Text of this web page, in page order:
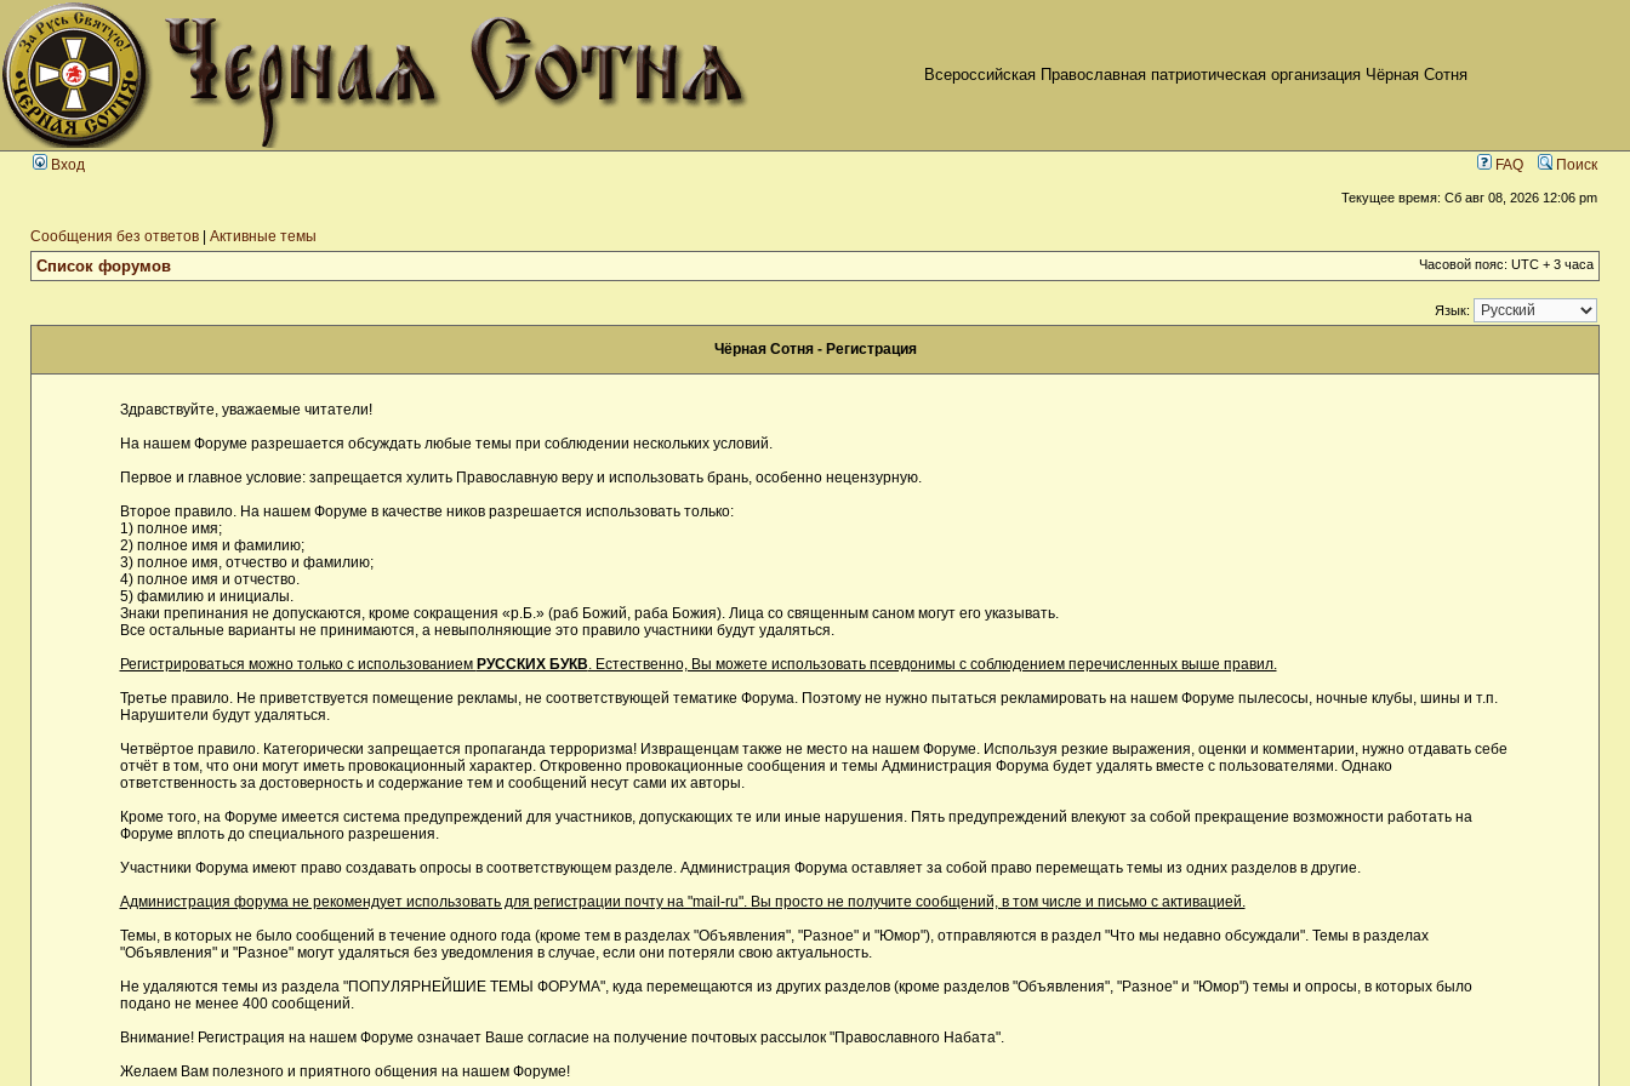
Всероссийская Православная патриотическая организация Чёрная Сотня
Вход FAQ Поиск
Текущее время: Сб авг 08, 2026 12:06 pm
Сообщения без ответов Активные темы
Список форумов Часовой пояс: UTC + 3 часа
Язык:
Чёрная Сотня - Регистрация
Здравствуйте, уважаемые читатели!
На нашем Форуме разрешается обсуждать любые темы при соблюдении нескольких условий.
Первое и главное условие: запрещается хулить Православную веру и использовать брань, особенно нецензурную.
Второе правило. На нашем Форуме в качестве ников разрешается использовать только:
1) полное имя;
2) полное имя и фамилию;
3) полное имя, отчество и фамилию;
4) полное имя и отчество.
5) фамилию и инициалы.
Знаки препинания не допускаются, кроме сокращения «р.Б.» (раб Божий, раба Божия). Лица со священным саном могут его указывать.
Все остальные варианты не принимаются, а невыполняющие это правило участники будут удаляться.
Регистрироваться можно только с использованием РУССКИХ БУКВ. Естественно, Вы можете использовать псевдонимы с соблюдением перечисленных выше правил.
Третье правило. Не приветствуется помещение рекламы, не соответствующей тематике Форума. Поэтому не нужно пытаться рекламировать на нашем Форуме пылесосы, ночные клубы, шины и т.п.
Нарушители будут удаляться.
Четвёртое правило. Категорически запрещается пропаганда терроризма! Извращенцам также не место на нашем Форуме. Используя резкие выражения, оценки и комментарии, нужно отдавать себе
отчёт в том, что они могут иметь провокационный характер. Откровенно провокационные сообщения и темы Администрация Форума будет удалять вместе с пользователями. Однако
ответственность за достоверность и содержание тем и сообщений несут сами их авторы.
Кроме того, на Форуме имеется система предупреждений для участников, допускающих те или иные нарушения. Пять предупреждений влекуют за собой прекращение возможности работать на
Форуме вплоть до специального разрешения.
Участники Форума имеют право создавать опросы в соответствующем разделе. Администрация Форума оставляет за собой право перемещать темы из одних разделов в другие.
Администрация форума не рекомендует использовать для регистрации почту на "mail-ru". Вы просто не получите сообщений, в том числе и письмо с активацией.
Темы, в которых не было сообщений в течение одного года (кроме тем в разделах "Объявления", "Разное" и "Юмор"), отправляются в раздел "Что мы недавно обсуждали". Темы в разделах
"Объявления" и "Разное" могут удаляться без уведомления в случае, если они потеряли свою актуальность.
Не удаляются темы из раздела "ПОПУЛЯРНЕЙШИЕ ТЕМЫ ФОРУМА", куда перемещаются из других разделов (кроме разделов "Объявления", "Разное" и "Юмор") темы и опросы, в которых было
подано не менее 400 сообщений.
Внимание! Регистрация на нашем Форуме означает Ваше согласие на получение почтовых рассылок "Православного Набата".
Желаем Вам полезного и приятного общения на нашем Форуме!